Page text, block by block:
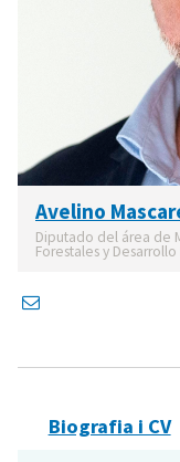
Avelino
Diputado del área de
Forestales y Desarrollo
Biografia i CV